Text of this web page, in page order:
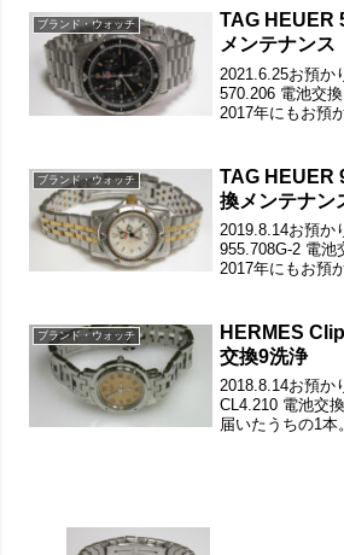
の汚れや裏蓋の
ッキ...
ブランド・ウォッチ
TAG HEUER
メンテナンス
2021.6.25お預か
570.206 電池交
2017年にもお預
ュボタンの動き
ブランド・ウォッチ
TAG HEUER
換メンテナン
2019.8.14お預か
955.708G-2 電池
2017年にもお預
整位置をチェッ
ブランド・ウォッチ
HERMES
交換9洗浄
2018.8.14お預か
CL4.210 電池交
届いたうちの1本